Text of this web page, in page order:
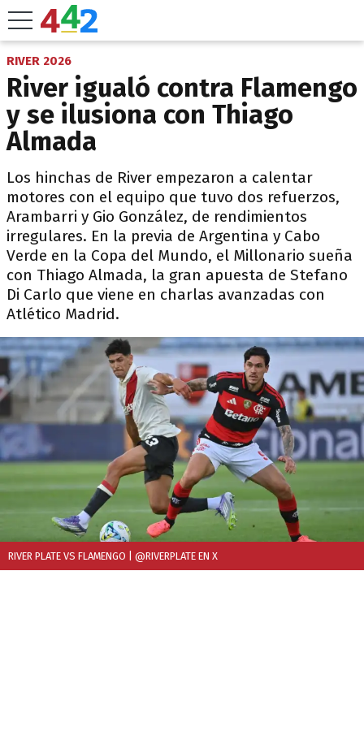
RIVER 2026
River igualó contra Flamengo
y se ilusiona con Thiago
Almada
Los hinchas de River empezaron a calentar
motores con el equipo que tuvo dos refuerzos,
Arambarri y Gio González, de rendimientos
irregulares. En la previa de Argentina y Cabo
Verde en la Copa del Mundo, el Millonario sueña
con Thiago Almada, la gran apuesta de Stefano
Di Carlo que viene en charlas avanzadas con
Atlético Madrid.
RIVER PLATE VS FLAMENGO | @RIVERPLATE EN X